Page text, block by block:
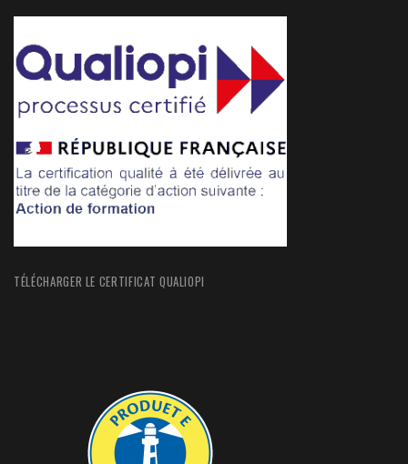
TÉLÉCHARGER LE CERTIFICAT QUALIOPI